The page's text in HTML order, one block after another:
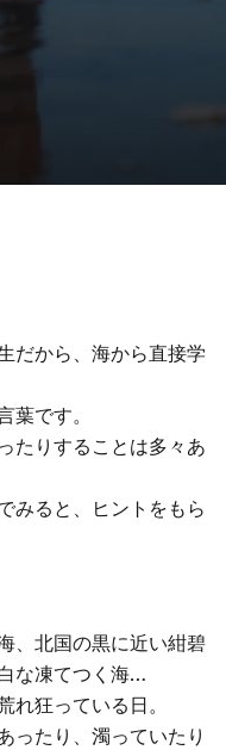
有だから、海から直接学
です。
たりすることは多々あ
みると、ヒントをもら
、北国の黒に近い紺碧
な凍てつく海…
狂っている日。
ったり、濁っていたり